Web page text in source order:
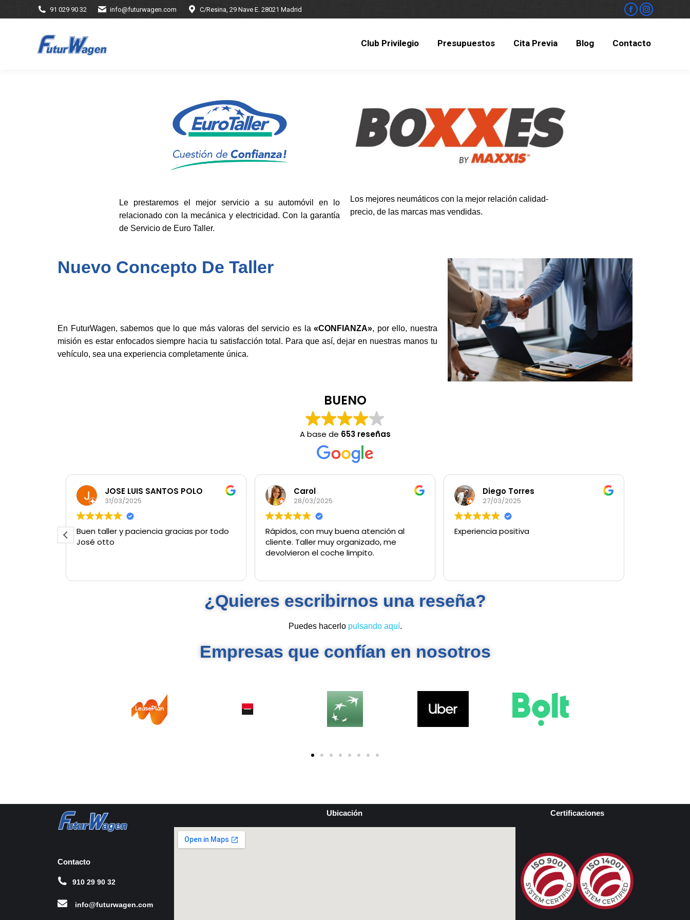
91 029 90 32 info@futurwagen.com C/Resina, 29 Nave E. 28021 Madrid
Club Privilegio Presupuestos Cita Previa Blog Contacto
Le prestaremos el mejor servicio a su automóvil en lo
relacionado con la mecánica y electricidad. Con la garantía
de Servicio de Euro Taller.
Los mejores neumáticos con la mejor relación calidad-
precio, de las marcas mas vendidas.
Nuevo Concepto De Taller
En FuturWagen, sabemos que lo que más valoras del servicio es la«CONFIANZA», por ello, nuestra
misión es estar enfocados siempre hacia tu satisfacción total. Para que así, dejar en nuestras manos tu
vehículo, sea una experiencia completamente única.
BUENO
A base de 653 reseñas
JOSE LUIS SANTOS POLO
31/03/2025
Buen taller y paciencia gracias por todo
José otto
Carol
28/03/2025
Rápidos, con muy buena atención al
cliente. Taller muy organizado, me
devolvieron el coche limpito.
Diego Torres
27/03/2025
Experiencia positiva
¿Quieres escribirnos una reseña?
Puedes hacerlo pulsando aquí.
Empresas que confían en nosotros
Contacto
910 29 90 32
info@futurwagen.com
Ubicación Certificaciones
Contacto